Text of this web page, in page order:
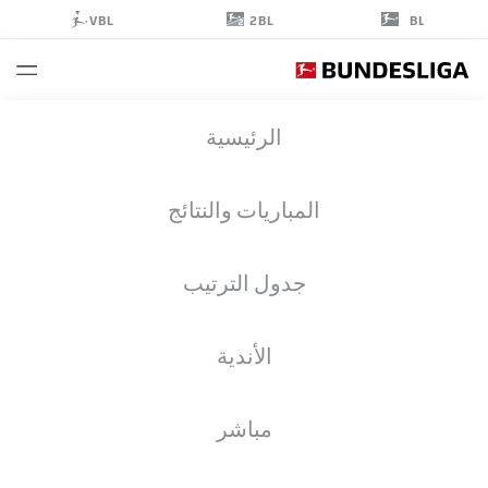
BL
2BL
VBL
الرئيسية
المباريات والنتائج
جدول الترتيب
الأندية
مباشر